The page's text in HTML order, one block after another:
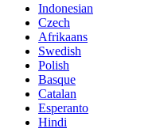
Indonesian
Czech
Afrikaans
Swedish
Polish
Basque
Catalan
Esperanto
Hindi